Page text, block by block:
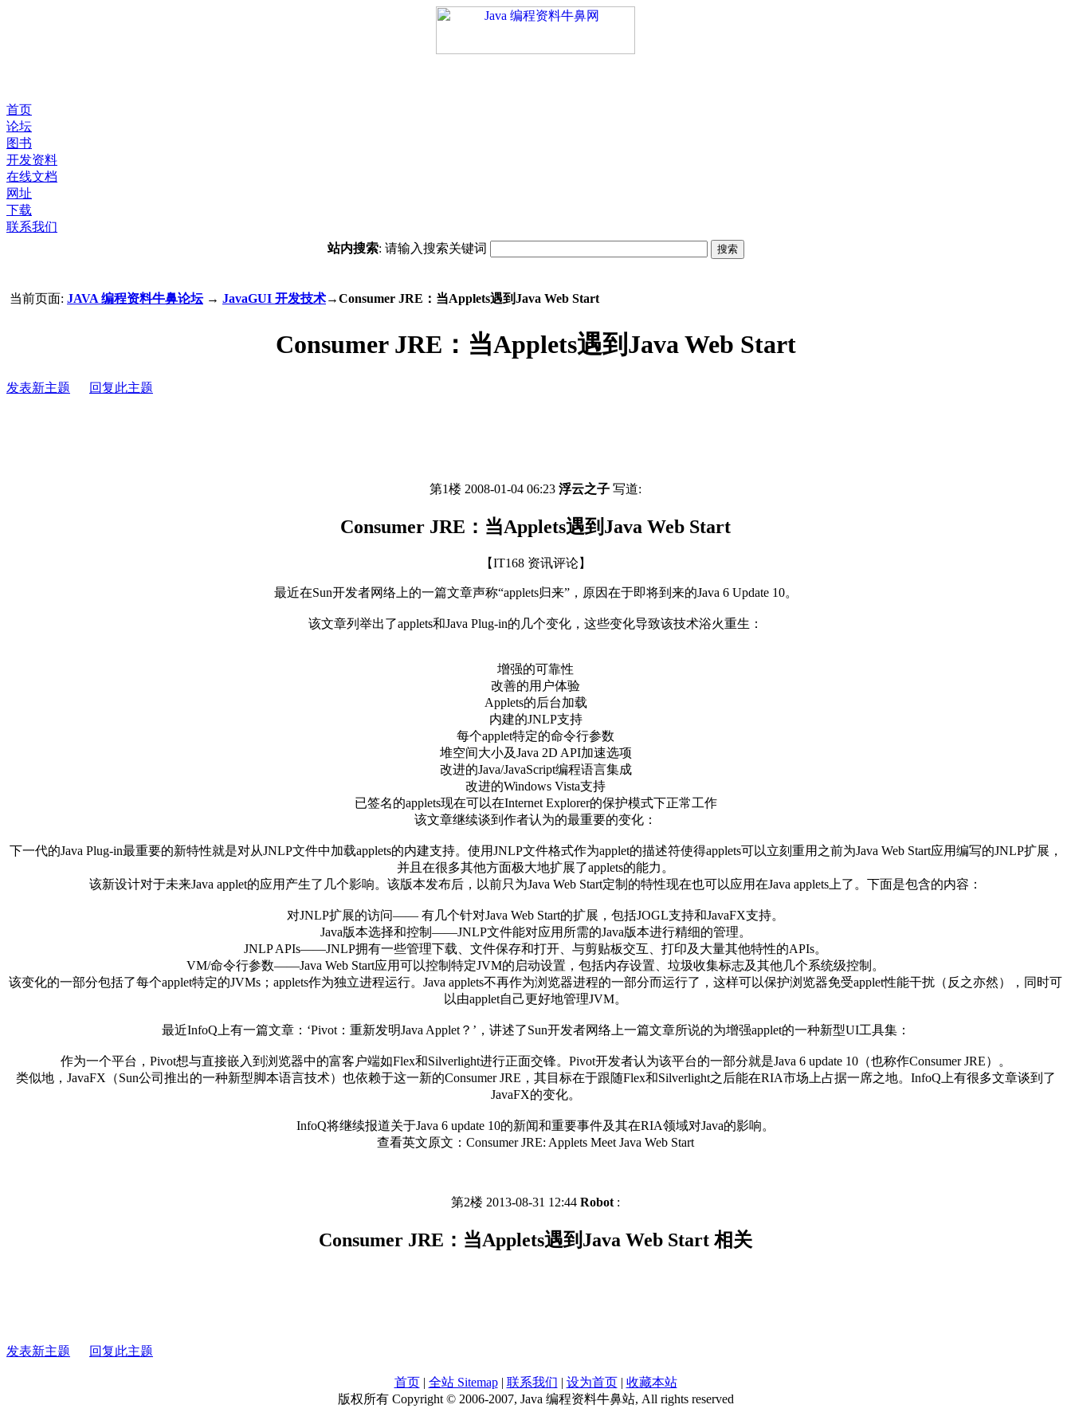
首页
论坛
图书
开发资料
在线文档
网址
下载
联系我们
站内搜索: 请输入搜索关键词
当前页面: JAVA 编程资料牛鼻论坛→ JavaGUI 开发技术→Consumer JRE：当Applets遇到Java Web Start
Consumer JRE：当Applets遇到Java Web Start
发表新主题 回复此主题
第1楼 2008-01-04 06:23 浮云之子 写道:
Consumer JRE：当Applets遇到Java Web Start
【IT168 资讯评论】
最近在Sun开发者网络上的一篇文章声称“applets归来”，原因在于即将到来的Java 6 Update 10。
该文章列举出了applets和Java Plug-in的几个变化，这些变化导致该技术浴火重生：
增强的可靠性
改善的用户体验
Applets的后台加载
内建的JNLP支持
每个applet特定的命令行参数
堆空间大小及Java 2D API加速选项
改进的Java/JavaScript编程语言集成
改进的Windows Vista支持
已签名的applets现在可以在Internet Explorer的保护模式下正常工作
该文章继续谈到作者认为的最重要的变化：
下一代的Java Plug-in最重要的新特性就是对从JNLP文件中加载applets的内建支持。使用JNLP文件格式作为applet的描述符使得applets可以立刻重用之前为Java Web Start应用编写的JNLP扩展，
并且在很多其他方面极大地扩展了applets的能力。
该新设计对于未来Java applet的应用产生了几个影响。该版本发布后，以前只为Java Web Start定制的特性现在也可以应用在Java applets上了。下面是包含的内容：
对JNLP扩展的访问—— 有几个针对Java Web Start的扩展，包括JOGL支持和JavaFX支持。
Java版本选择和控制——JNLP文件能对应用所需的Java版本进行精细的管理。
JNLP APIs——JNLP拥有一些管理下载、文件保存和打开、与剪贴板交互、打印及大量其他特性的APIs。
VM/命令行参数——Java Web Start应用可以控制特定JVM的启动设置，包括内存设置、垃圾收集标志及其他几个系统级控制。
该变化的一部分包括了每个applet特定的JVMs；applets作为独立进程运行。Java applets不再作为浏览器进程的一部分而运行了，这样可以保护浏览器免受applet性能干扰（反之亦然），同时可
以由applet自己更好地管理JVM。
最近InfoQ上有一篇文章：‘Pivot：重新发明Java Applet？’，讲述了Sun开发者网络上一篇文章所说的为增强applet的一种新型UI工具集：
作为一个平台，Pivot想与直接嵌入到浏览器中的富客户端如Flex和Silverlight进行正面交锋。Pivot开发者认为该平台的一部分就是Java 6 update 10（也称作Consumer JRE）。
类似地，JavaFX（Sun公司推出的一种新型脚本语言技术）也依赖于这一新的Consumer JRE，其目标在于跟随Flex和Silverlight之后能在RIA市场上占据一席之地。InfoQ上有很多文章谈到了
JavaFX的变化。
InfoQ将继续报道关于Java 6 update 10的新闻和重要事件及其在RIA领域对Java的影响。
查看英文原文：Consumer JRE: Applets Meet Java Web Start
第2楼 2013-08-31 12:44 Robot :
Consumer JRE：当Applets遇到Java Web Start 相关
发表新主题 回复此主题
首页| 全站 Sitemap| 联系我们 | 设为首页| 收藏本站
版权所有 Copyright © 2006-2007, Java 编程资料牛鼻站, All rights reserved